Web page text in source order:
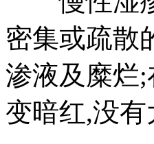
密集或疏散
渗液及糜烂
变暗红,没